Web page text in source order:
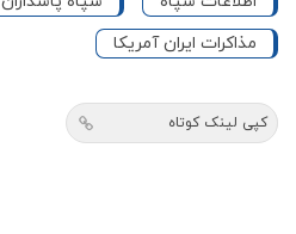
مذاکرات ایران آمریکا
کپی لینک کوتاه